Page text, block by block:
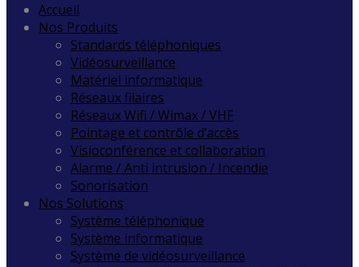
Accueil
Nos Produits
Standards téléphoniques
Vidéosurveillance
Matériel informatique
Réseaux filaires
Réseaux Wifi / Wimax / VHF
Pointage et contrôle d’accès
Visioconférence et collaboration
Alarme / Anti intrusion / Incendie
Sonorisation
Nos Solutions
Système téléphonique
Système informatique
Système de vidéosurveillance